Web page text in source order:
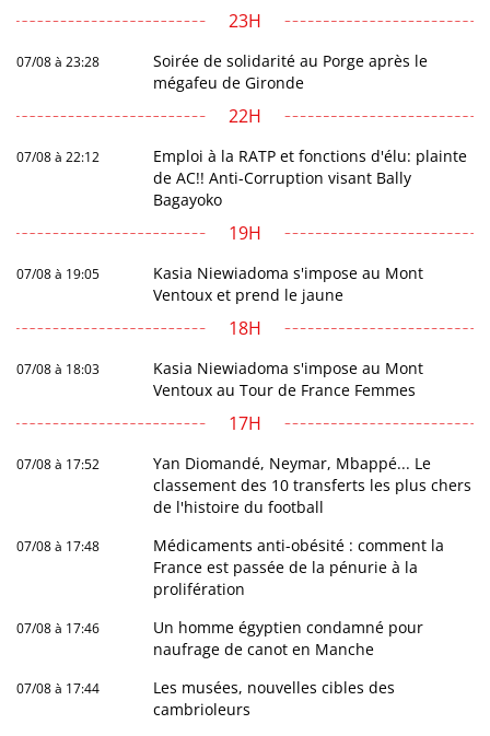
23H
07/08 à 23:28
Soirée de solidarité au Porge après le
mégafeu de Gironde
22H
07/08 à 22:12
Emploi à la RATP et fonctions d'élu: plainte
de AC!! Anti-Corruption visant Bally
Bagayoko
19H
07/08 à 19:05
Kasia Niewiadoma s'impose au Mont
Ventoux et prend le jaune
18H
07/08 à 18:03
Kasia Niewiadoma s'impose au Mont
Ventoux au Tour de France Femmes
17H
07/08 à 17:52
Yan Diomandé, Neymar, Mbappé... Le
classement des 10 transferts les plus chers
de l'histoire du football
07/08 à 17:48
Médicaments anti-obésité : comment la
France est passée de la pénurie à la
prolifération
07/08 à 17:46
Un homme égyptien condamné pour
naufrage de canot en Manche
07/08 à 17:44
Les musées, nouvelles cibles des
cambrioleurs